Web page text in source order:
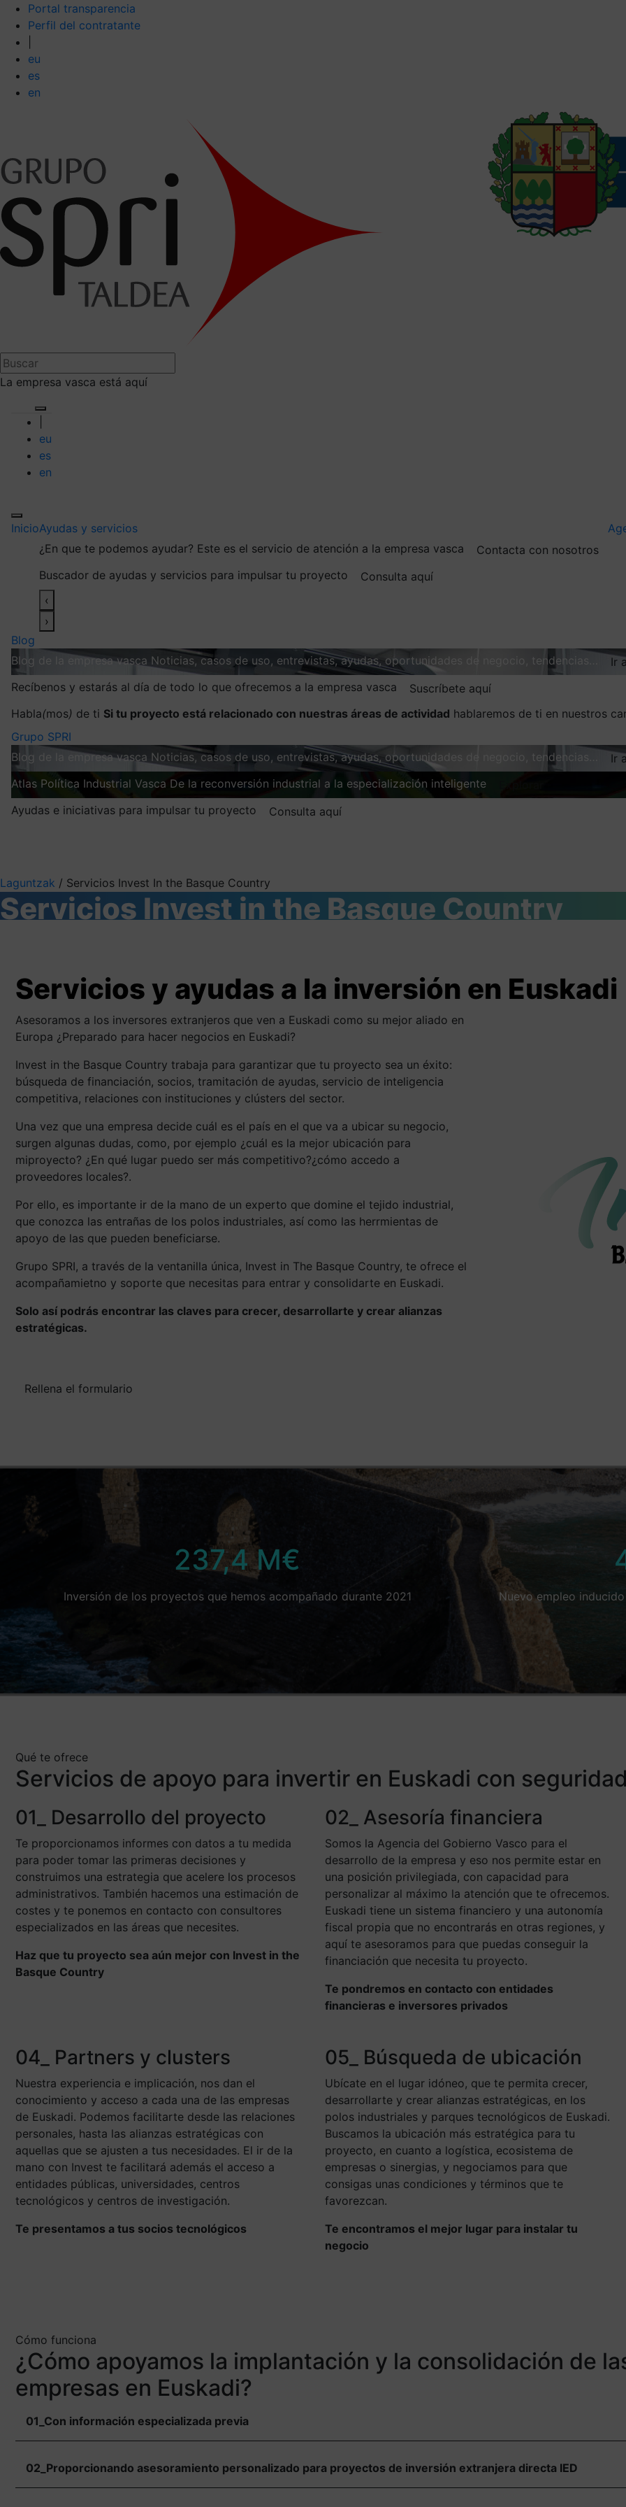
Portal transparencia
Perfil del contratante
eu
es
en
La empresa vasca está aquí
eu
es
en
InicioAyudas y servicios
¿En que te podemos ayudar? Este es el servicio de atención a la empresa vasca
Contacta con nosotros
Buscador de ayudas y servicios para impulsar tu proyecto
Consulta aquí
‹
›
Blog
Blog de la empresa vasca Noticias, casos de uso, entrevistas, ayudas, oportunidades de negocio, tendencias…
Ir
Recíbenos y estarás al día de todo lo que ofrecemos a la empresa vasca
Suscríbete aquí
Habla(mos) de ti Si tu proyecto está relacionado con nuestras áreas de actividad hablaremos de ti en nuestros
Grupo SPRI
Blog de la empresa vasca Noticias, casos de uso, entrevistas, ayudas, oportunidades de negocio, tendencias…
Ir
Atlas Política Industrial Vasca De la reconversión industrial a la especialización inteligente
Ayudas e iniciativas para impulsar tu proyecto
Consulta aquí
Laguntzak / Servicios Invest In the Basque Country
Servicios Invest in the Basque Country
marcha, vamos a darte todo el respaldo que necesitas y a
inversión.
Contáctanos
Servicios y ayudas a la inversión en Euskadi
Asesoramos a los inversores extranjeros que ven a Euskadi como su mejor aliado en
Europa ¿Preparado para hacer negocios en Euskadi?
Invest in the Basque Country trabaja para garantizar que tu proyecto sea un éxito:
búsqueda de financiación, socios, tramitación de ayudas, servicio de inteligencia
competitiva, relaciones con instituciones y clústers del sector.
Una vez que una empresa decide cuál es el país en el que va a ubicar su negocio,
surgen algunas dudas, como, por ejemplo ¿cuál es la mejor ubicación para
miproyecto? ¿En qué lugar puedo ser más competitivo?¿cómo accedo a
proveedores locales?.
Por ello, es importante ir de la mano de un experto que domine el tejido industrial,
que conozca las entrañas de los polos industriales, así como las herrmientas de
apoyo de las que pueden beneficiarse.
Grupo SPRI, a través de la ventanilla única, Invest in The Basque Country, te ofrece el
acompañamietno y soporte que necesitas para entrar y consolidarte en Euskadi.
Solo así podrás encontrar las claves para crecer, desarrollarte y crear alianzas
estratégicas.
Rellena el formulario
237,4M€
Inversión de los proyectos que hemos acompañado durante 2021 Nuevo empleo
Qué te ofrece
Servicios de apoyo para invertir en Euskadi con
01_ Desarrollo del proyecto
Te proporcionamos informes con datos a tu medida
para poder tomar las primeras decisiones y
construimos una estrategia que acelere los procesos
administrativos. También hacemos una estimación de
costes y te ponemos en contacto con consultores
especializados en las áreas que necesites.
Haz que tu proyecto sea aún mejor con Invest in the
Basque Country
02_ Asesoría financiera
Somos la Agencia del Gobierno Vasco para el
desarrollo de la empresa y eso nos permite estar en
una posición privilegiada, con capacidad para
personalizar al máximo la atención que te ofrecemos.
Euskadi tiene un sistema financiero y una autonomía
fiscal propia que no encontrarás en otras regiones, y
aquí te asesoramos para que puedas conseguir la
financiación que necesita tu proyecto.
Te pondremos en contacto con entidades
financieras e inversores privados
04_ Partners y clusters
Nuestra experiencia e implicación, nos dan el
conocimiento y acceso a cada una de las empresas
de Euskadi. Podemos facilitarte desde las relaciones
personales, hasta las alianzas estratégicas con
aquellas que se ajusten a tus necesidades. El ir de la
mano con Invest te facilitará además el acceso a
entidades públicas, universidades, centros
tecnológicos y centros de investigación.
Te presentamos a tus socios tecnológicos
05_ Búsqueda de ubicación
Ubícate en el lugar idóneo, que te permita crecer,
desarrollarte y crear alianzas estratégicas, en los
polos industriales y parques tecnológicos de Euskadi.
Buscamos la ubicación más estratégica para tu
proyecto, en cuanto a logística, ecosistema de
empresas o sinergias, y negociamos para que
consigas unas condiciones y términos que te
favorezcan.
Te encontramos el mejor lugar para instalar tu
negocio
Cómo funciona
¿Cómo apoyamos la implantación y la consolidación de
empresas en Euskadi?
01_Con información especializada previa
02_Proporcionando asesoramiento personalizado para proyectos de inversión extranjera directa IED